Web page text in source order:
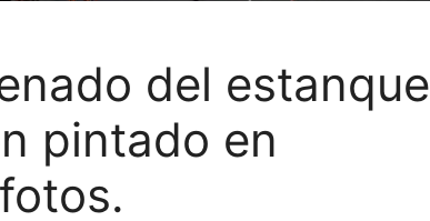
del estanque
pintado en